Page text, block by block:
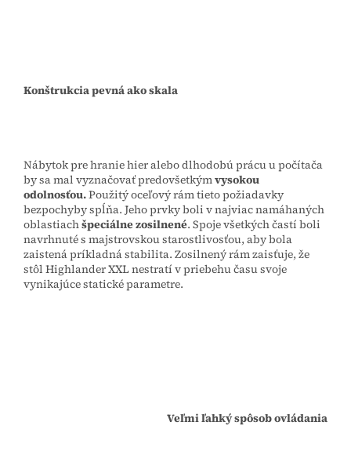
Konštrukcia pevná ako skala
Nábytok pre hranie hier alebo dlhodobú prácu u počítača
by sa mal vyznačovať predovšetkýmvysokou
odolnosťou.Použitý oceľový rám tieto požiadavky
bezpochyby spĺňa. Jeho prvky boli v najviac namáhaných
oblastiachšpeciálne zosilnené. Spoje všetkých častí boli
navrhnuté s majstrovskou starostlivosťou, aby bola
zaistená príkladná stabilita. Zosilnený rám zaisťuje, že
stôl Highlander XXL nestratí v priebehu času svoje
vynikajúce statické parametre.
Veľmi ľahký spôsob ovládania